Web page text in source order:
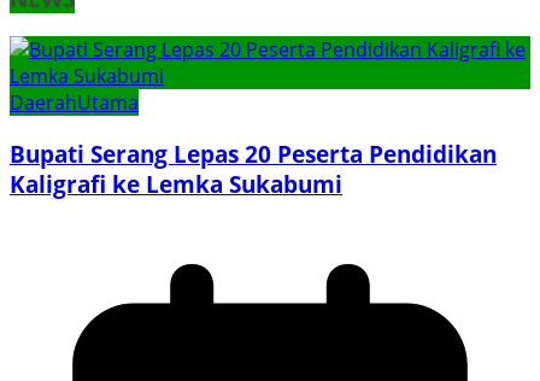
DaerahUtama
Bupati Serang Lepas 20 Peserta Pendidikan
Kaligrafi ke Lemka Sukabumi